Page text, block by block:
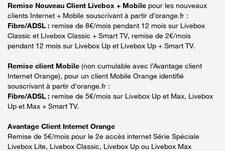
Remise Nouveau Client Livebox + Mobile pour les nouveaux
clients Internet + Mobile souscrivant à partir d’orange.fr :
Fibre/ADSL : remise de 8€/mois pendant 12 mois sur Livebox
Classic et Livebox Classic + Smart TV, remise de 2€/mois
pendant 12 mois sur Livebox Up et Livebox Up + Smart TV.
Remise client Mobile (non cumulable avec l’Avantage client
Internet Orange), pour un client Mobile Orange identifié
souscrivant à partir d’orange.fr :
Fibre/ADSL : remise de 5€/mois sur Livebox Up et Max, Livebox
Up et Max + Smart TV.
Avantage Client Internet Orange
Remise de 5€/mois pour le 2e accès internet Série Spéciale
Livebox Lite, Livebox Classic, Livebox Up ou Livebox Max